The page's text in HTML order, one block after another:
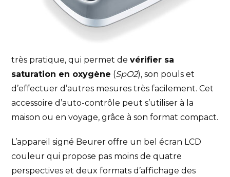
très pratique, qui permet devérifier sa
saturation en oxygène (SpO2), son pouls et
d’effectuer d’autres mesures très facilement. Cet
accessoire d’auto-contrôle peut s’utiliser à la
maison ou en voyage, grâce à son format compact.
L’appareil signé Beurer offre un bel écran LCD
couleur qui propose pas moins de quatre
perspectives et deux formats d’affichage des